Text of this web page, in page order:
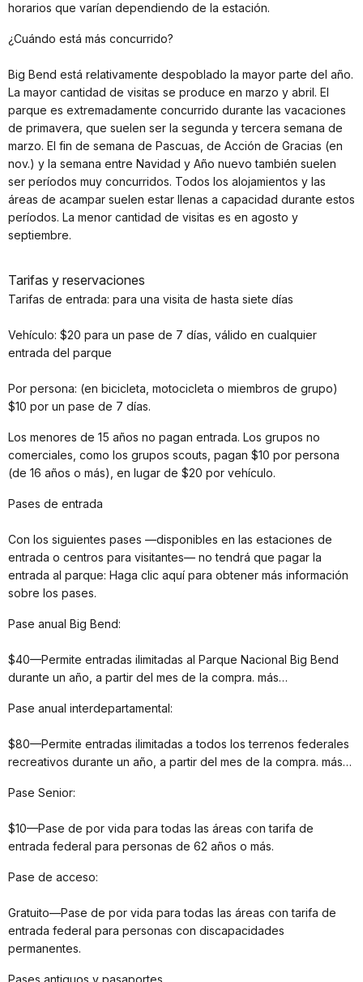
horarios que varían dependiendo de la estación.
¿Cuándo está más concurrido?
Big Bend está relativamente despoblado la mayor parte del año.
La mayor cantidad de visitas se produce en marzo y abril. El
parque es extremadamente concurrido durante las vacaciones
de primavera, que suelen ser la segunda y tercera semana de
marzo. El fin de semana de Pascuas, de Acción de Gracias (en
nov.) y la semana entre Navidad y Año nuevo también suelen
ser períodos muy concurridos. Todos los alojamientos y las
áreas de acampar suelen estar llenas a capacidad durante estos
períodos. La menor cantidad de visitas es en agosto y
septiembre.
Tarifas y reservaciones
Tarifas de entrada: para una visita de hasta siete días
Vehículo: $20 para un pase de 7 días, válido en cualquier
entrada del parque
Por persona: (en bicicleta, motocicleta o miembros de grupo)
$10 por un pase de 7 días.
Los menores de 15 años no pagan entrada. Los grupos no
comerciales, como los grupos scouts, pagan $10 por persona
(de 16 años o más), en lugar de $20 por vehículo.
Pases de entrada
Con los siguientes pases —disponibles en las estaciones de
entrada o centros para visitantes— no tendrá que pagar la
entrada al parque: Haga clic aquí para obtener más información
sobre los pases.
Pase anual Big Bend:
$40—Permite entradas ilimitadas al Parque Nacional Big Bend
durante un año, a partir del mes de la compra. más…
Pase anual interdepartamental:
$80—Permite entradas ilimitadas a todos los terrenos federales
recreativos durante un año, a partir del mes de la compra. más…
Pase Senior:
$10—Pase de por vida para todas las áreas con tarifa de
entrada federal para personas de 62 años o más.
Pase de acceso:
Gratuito—Pase de por vida para todas las áreas con tarifa de
entrada federal para personas con discapacidades
permanentes.